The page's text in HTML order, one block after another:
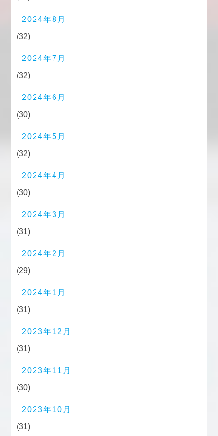
2024年8月
(32)
2024年7月
(32)
2024年6月
(30)
2024年5月
(32)
2024年4月
(30)
2024年3月
(31)
2024年2月
(29)
2024年1月
(31)
2023年12月
(31)
2023年11月
(30)
2023年10月
(31)